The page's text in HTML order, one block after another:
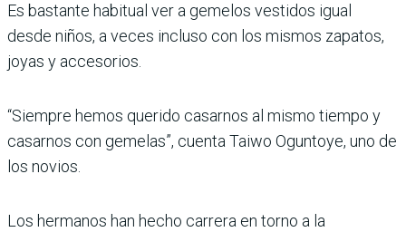
Es bastante habitual ver a gemelos vestidos igual
desde niños, a veces incluso con los mismos zapatos,
joyas y accesorios.
“Siempre hemos querido casarnos al mismo tiempo y
casarnos con gemelas”, cuenta Taiwo Oguntoye, uno de
los novios.
Los hermanos han hecho carrera en torno a la